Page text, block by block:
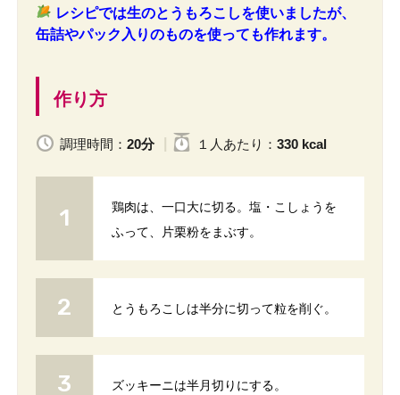
レシピでは生のとうもろこしを使いましたが、
缶詰やパック入りのものを使っても作れます。
作り方
調理時間： 20分 １人 あたり ： 330 kcal
鶏肉は、一口大に切る。塩・こしょうを
ふって、片栗粉をまぶす。
とうもろこしは半分に切って粒を削ぐ。
ズッキーニは半月切りにする。